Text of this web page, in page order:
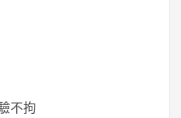
不拘